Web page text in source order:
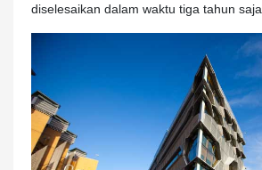
diselesaikan dalam waktu tiga tahun saja.